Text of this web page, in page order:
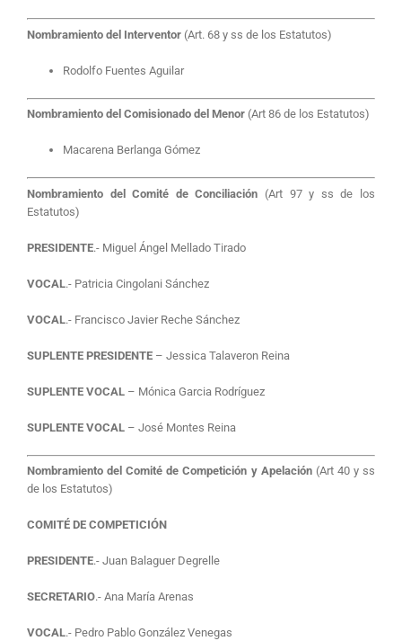
Nombramiento del Interventor (Art. 68 y ss de los Estatutos)
Rodolfo Fuentes Aguilar
Nombramiento del Comisionado del Menor (Art 86 de los Estatutos)
Macarena Berlanga Gómez
Nombramiento del Comité de Conciliación (Art 97 y ss de los
Estatutos)
PRESIDENTE.- Miguel Ángel Mellado Tirado
VOCAL.- Patricia Cingolani Sánchez
VOCAL.- Francisco Javier Reche Sánchez
SUPLENTE PRESIDENTE – Jessica Talaveron Reina
SUPLENTE VOCAL – Mónica Garcia Rodríguez
SUPLENTE VOCAL – José Montes Reina
Nombramiento del Comité de Competición y Apelación(Art 40 y ss
de los Estatutos)
COMITÉ DE COMPETICIÓN
PRESIDENTE.- Juan Balaguer Degrelle
SECRETARIO.- Ana María Arenas
VOCAL.- Pedro Pablo González Venegas